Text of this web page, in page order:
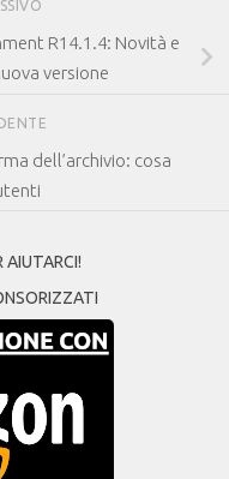
R14.1.4: Novità e
versione
dell’archivio: cosa
AIUTARCI!